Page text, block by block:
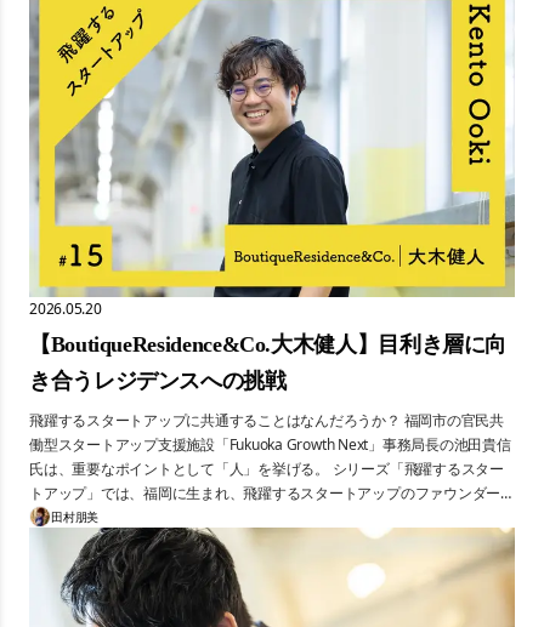
髙木麻衣氏のプレゼンだ。全国約5,400の施設に毎日130万食を届ける「給
食のリーディングカンパニー」が、そのアセットを活かして挑む新規事業
「おむかえデリ」。共働き家族の「夕方の課題」に向き合う、若手社員の挑
戦だ。
2026.05.20
【BoutiqueResidence&Co.大木健人】目利き層に向
き合うレジデンスへの挑戦
飛躍するスタートアップに共通することはなんだろうか？ 福岡市の官民共
働型スタートアップ支援施設「Fukuoka Growth Next」事務局長の池田貴信
氏は、重要なポイントとして「人」を挙げる。 シリーズ「飛躍するスター
トアップ」では、福岡に生まれ、飛躍するスタートアップのファウンダー、
その「人」に迫る。 第15回は、目利き層に向けたブティック・レジデンス
の開発を目指すBoutiqueResidence&Co.代表の大木健人氏。野村不動産での
分譲マンション開発経験と、デジタルガレージで経営者層・投資家層と歩ん
できたキャリアから、唯一無二のレジデンス像を構想する。一般的なマーケ
ティングに頼らない、信頼とご縁に根ざした事業展開について、大木氏の思
田村朋美